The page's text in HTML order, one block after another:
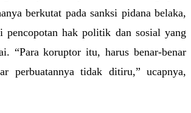
berkutat pada sanksi pidana belaka,
pencopotan hak politik dan sosial yang
“Para koruptor itu, harus benar-benar
perbuatannya tidak ditiru,” ucapnya,